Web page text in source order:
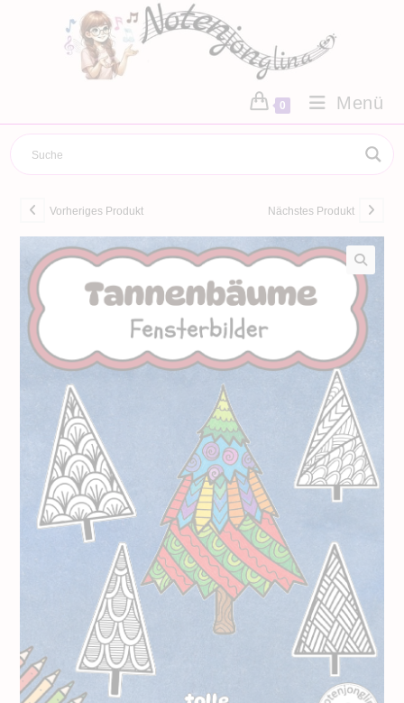
0 Menü
Vorheriges Produkt Nächstes Produkt